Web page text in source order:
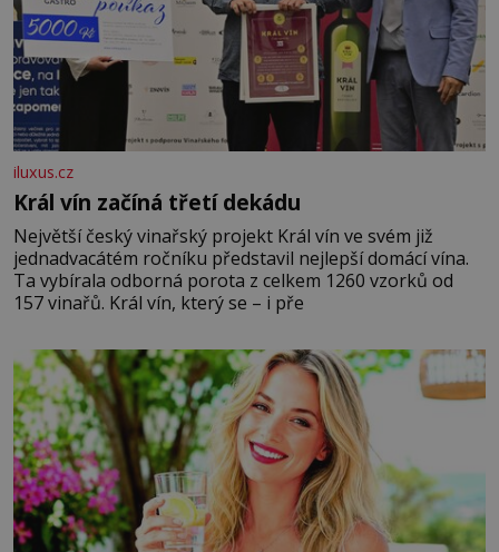
iluxus.cz
Král vín začíná třetí dekádu
Největší český vinařský projekt Král vín ve svém již
jednadvacátém ročníku představil nejlepší domácí vína.
Ta vybírala odborná porota z celkem 1260 vzorků od
157 vinařů. Král vín, který se – i pře